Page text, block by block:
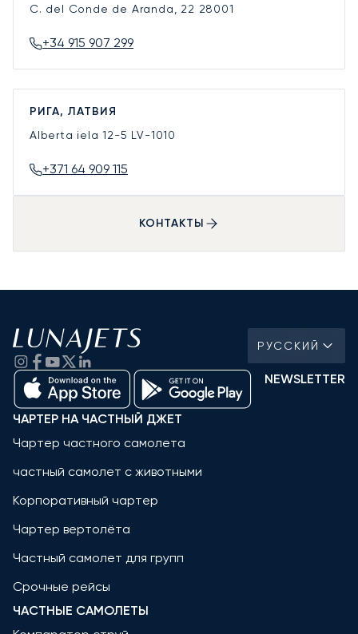
C. del Conde de Aranda, 22 28001
+34 915 907 299
РИГА, ЛАТВИЯ
Alberta iela 12-5 LV-1010
+371 64 909 115
КОНТАКТЫ
РУССКИЙ
NEWSLETTER
ЧАРТЕР НА ЧАСТНЫЙ ДЖЕТ
Чартер частного самолета
частный самолет с животными
Корпоративный чартер
Чартер вертолёта
Частный самолет для групп
Срочные рейсы
ЧАСТНЫЕ САМОЛЕТЫ